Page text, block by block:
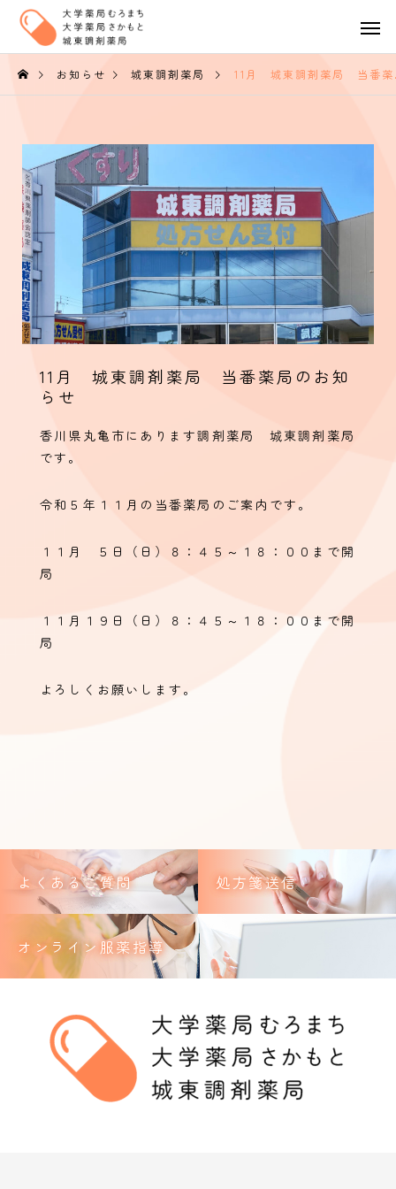
お知らせ 城東調剤薬局 11月 城東調剤薬局 当番薬局のお知らせ
11月 城東調剤薬局 当番薬局のお知
らせ
香川県丸亀市にあります調剤薬局 城東調剤薬局
です。
令和５年１１月の当番薬局のご案内です。
１１月 ５日（日）８：４５～１８：００まで開
局
１１月１９日（日）８：４５～１８：００まで開
局
よろしくお願いします。
よくあるご質問 処方箋送信
オンライン服薬指導